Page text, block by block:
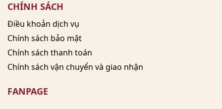
CHÍNH SÁCH
Điều khoản dịch vụ
Chính sách bảo mật
Chính sách thanh toán
Chính sách vận chuyển và giao nhận
FANPAGE